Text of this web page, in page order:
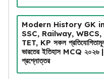
Modern History GK
SSC, Railway, WBCS,
TET, KP সকল
ভারতের ইতিহাস MCQ ২০২৬
প্রশ্নোত্তর